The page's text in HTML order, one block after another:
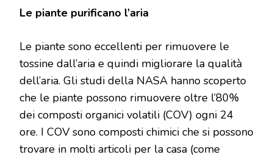
Le piante purificano l’aria
Le piante sono eccellenti per rimuovere le
tossine dall’aria e quindi migliorare la qualità
dell’aria. Gli studi della NASA hanno scoperto
che le piante possono rimuovere oltre l’80%
dei composti organici volatili (COV) ogni 24
ore. I COV sono composti chimici che si possono
trovare in molti articoli per la casa (come